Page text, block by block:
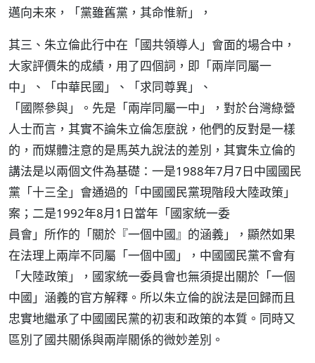
邁向未來，「黨雖舊黨，其命惟新」，
其三、朱立倫此行中在「國共領導人」會面的場合中，
大家評價朱的成績，用了四個詞，即「兩岸同屬一
中」、「中華民國」、「求同尊異」、
「國際參與」。先是「兩岸同屬一中」，對於台灣綠營
人士而言，其實不論朱立倫怎麼說，他們的反對是一樣
的，而媒體注意的是馬英九說法的差別，其實朱立倫的
講法是以兩個文件為基礎：一是1988年7月7日中國國民
黨「十三全」會通過的「中國國民黨現階段大陸政策」
案；二是1992年8月1日當年「國家統一委
員會」所作的「關於『一個中國』的涵義」，顯然如果
在法理上兩岸不同屬「一個中國」，中國國民黨不會有
「大陸政策」，國家統一委員會也無須提出關於「一個
中國」涵義的官方解釋。所以朱立倫的說法是回歸而且
忠實地繼承了中國國民黨的初衷和政策的本質。同時又
區別了國共關係與兩岸關係的微妙差別。